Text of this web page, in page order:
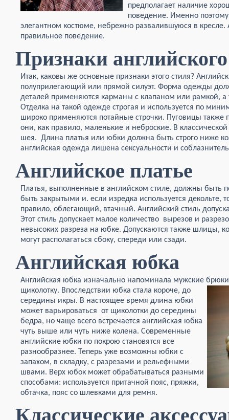
предполагает наличие
поведение. Именно
элегантном костюме, небрежно развалившуюся в кресле.
правильное поведение.
Признаки
Итак, каковы же основные признаки этого стиля?
полуприлегающий или прямой силуэт. Форма одежды
деталей применяются карманы с клапаном или рамкой, а
Отделка на такой одежде строгая и используется по
широко применяются потайные строчки. Пуговицы также
они, как правило, маленькие и неброские. В
шея. Длина платья или юбки должна быть строго ниже
английская одежда лишена сексуальности и
Английское платье
Платья, выполненные в английском стиле, должны
быть закрытыми и. если изредка используется декольте,
правило, облегающий, втачный. Английский стиль
Этот стиль допускает малое количество вырезов и
невысоких разреза на юбке. Допускаются также шлицы,
могут располагаться сбоку, спереди или сзади.
Английская юбка
Английская юбка изначально напоминала мужские
щиколотку. Впоследствии юбка стала короче, до
середины икры. В настоящее время длина юбки
может варьироваться от щиколотки до середины
бедра, но чаще всего встречается английская юбка
чуть выше или чуть ниже колена. Современные
английские юбки по покрою становятся все
разнообразнее. Теперь уже возможны юбки с
запахом, в складку, с разрезами и рельефными
швами. Верх юбок может обрабатываться разными
способами: используется притачной пояс, пряжки,
обтачка, пояс со шлевками для ремня.
Классические